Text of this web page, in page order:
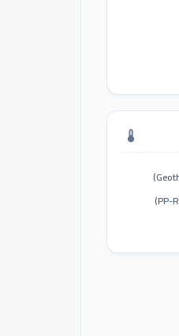
thermostat